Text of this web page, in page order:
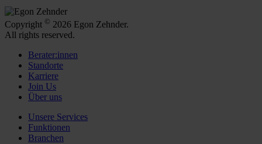
Copyright © 2026 Egon Zehnder.
All rights reserved.
Berater:innen
Standorte
Karriere
Join Us
Über uns
Unsere Services
Funktionen
Branchen